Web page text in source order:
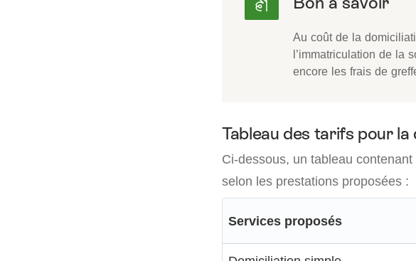
Au coût de la
l’immatriculation de la
encore les frais de
Tableau des tarifs pour
Ci-dessous, un tableau contenant
selon les prestations proposées :
Services proposés